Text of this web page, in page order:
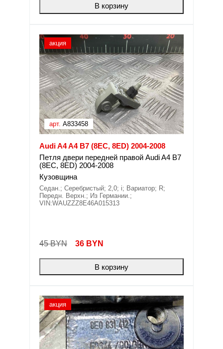
В корзину
акция
арт. A833458
Audi A4 A4 B7 (8EC, 8ED) 2004-2008
Петля двери передней правой Audi A4 B7
(8EC, 8ED) 2004-2008
Кузовщина
Седан.; Серебристый; 2,0; i; Вариатор; R;
Передн. Верхн.; Из Германии.;
VIN:WAUZZZ8E46A015313
45 BYN 36 BYN
В корзину
акция